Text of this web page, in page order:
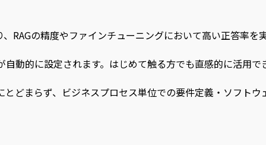
の精度やファインチューニングにおいて高い正答率
動的に設定されます。はじめて触る方でも直感的に活用
どまらず、ビジネスプロセス単位での要件定義・ソフト